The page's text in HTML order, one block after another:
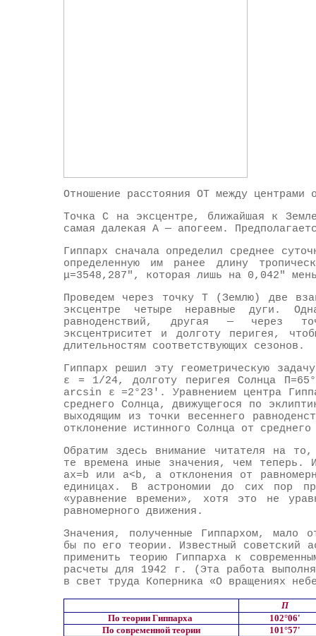
Отношение расстояния ОТ между центрами
Точка С на эксцентре, ближайшая к
самая далекая А — апогеем.
Гиппарх сначала определил среднее
определенную им ранее длину
μ=3548,287", которая лишь на 0,042"
Проведем через точку Т (Землю) две
эксцентре четыре неравные дуги.
равноденствий, другая — через
эксцентриситет и долготу перигея,
длительностям соответствующих сезонов.
Гиппарх решил эту геометрическую
ε = 1/24, долготу перигея Солнца
arcsin ε =2°23'. Уравнением центра
среднего Солнца, движущегося по
выходящим из точки весеннего
отклонение истинного Солнца от
Обратим здесь внимание читателя на
те времена иные значения, чем теперь.
ах=b или а<b, а отклонения от
единицах. В астрономии до сих пор
«уравнение времени», хотя это не
равномерного движения.
Значения, полученные Гиппархом, мало
бы по его теории. Известный советский
применить теорию Гиппарха к
расчеты для 1942 г. (Эта работа
в свет труда Коперника «О вращениях
П
По теории Гиппарха
102°06'
По современной теории
101°57'